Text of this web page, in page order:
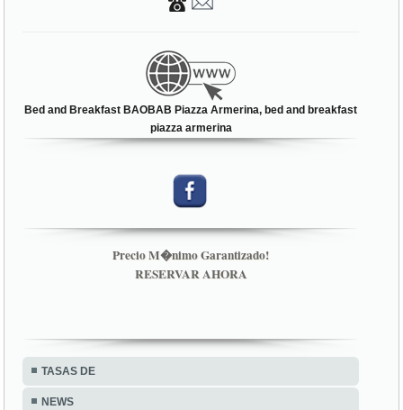
Bed and Breakfast BAOBAB Piazza Armerina, bed and breakfast
piazza armerina
Precio M�nimo Garantizado!
RESERVAR AHORA
TASAS DE
NEWS